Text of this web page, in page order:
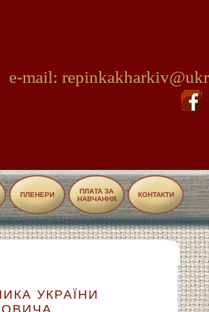
e-mail:
ПЛЕНЕРИ
ПЛАТА ЗА
НАВЧАННЯ
КОНТАКТИ
УКРАЇНИ